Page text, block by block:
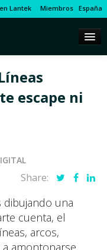
Lantek Miembros España
escape ni
Share:
dibujando una
cuenta, el
arcos,